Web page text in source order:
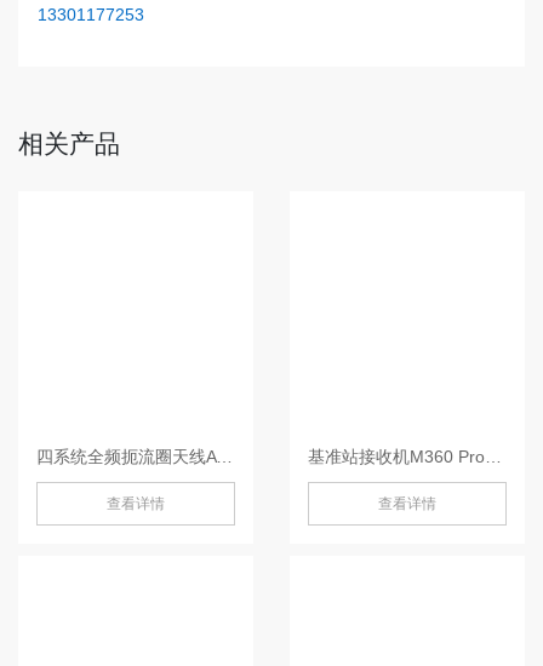
13301177253
相关产品
四系统全频扼流圈天线AT600-AT600
查看详情 查看详情